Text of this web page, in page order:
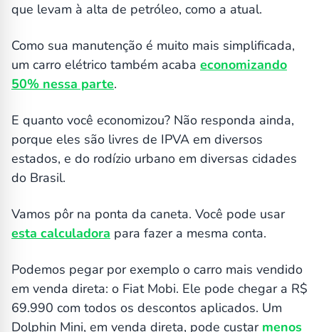
que levam à alta de petróleo, como a atual.
Como sua manutenção é muito mais simplificada,
um carro elétrico também acaba economizando
50% nessa parte.
E quanto você economizou? Não responda ainda,
porque eles são livres de IPVA em diversos
estados, e do rodízio urbano em diversas cidades
do Brasil.
Vamos pôr na ponta da caneta. Você pode usar
esta calculadora para fazer a mesma conta.
Podemos pegar por exemplo o carro mais vendido
em venda direta: o Fiat Mobi. Ele pode chegar a R$
69.990 com todos os descontos aplicados. Um
Dolphin Mini, em venda direta, pode custar menos